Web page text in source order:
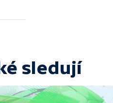
sledují